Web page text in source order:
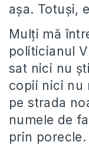
așa. Totuși,
Mulți mă
politicianul
sat nici nu
copii nici nu
pe strada
numele de
prin